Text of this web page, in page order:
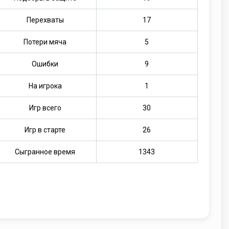
Перехваты 17
Потери мяча 5
Ошибки 9
На игрока 1
Игр всего 30
Игр в старте 26
Сыгранное время 1343